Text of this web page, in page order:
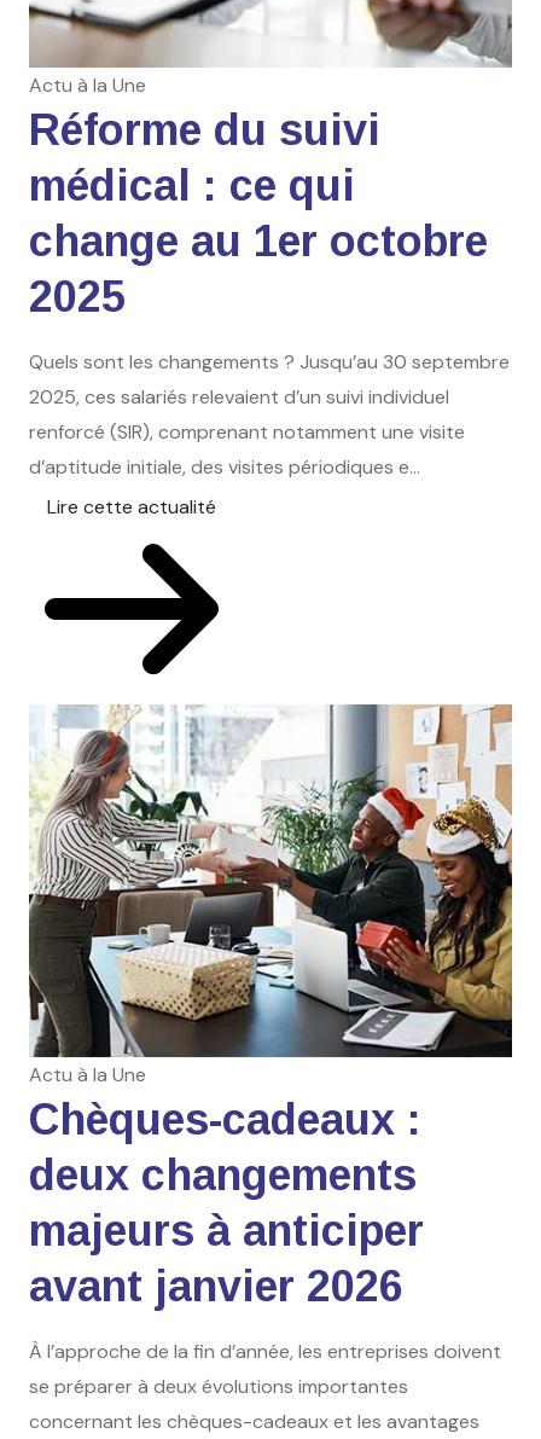
Actu à la Une
Réforme du suivi
médical : ce qui
change au 1er octobre
2025
Quels sont les changements ? Jusqu’au 30 septembre
2025, ces salariés relevaient d’un suivi individuel
renforcé (SIR), comprenant notamment une visite
d’aptitude initiale, des visites périodiques e...
Lire cette actualité
Actu à la Une
Chèques-cadeaux :
deux changements
majeurs à anticiper
avant janvier 2026
À l’approche de la fin d’année, les entreprises doivent
se préparer à deux évolutions importantes
concernant les chèques-cadeaux et les avantages